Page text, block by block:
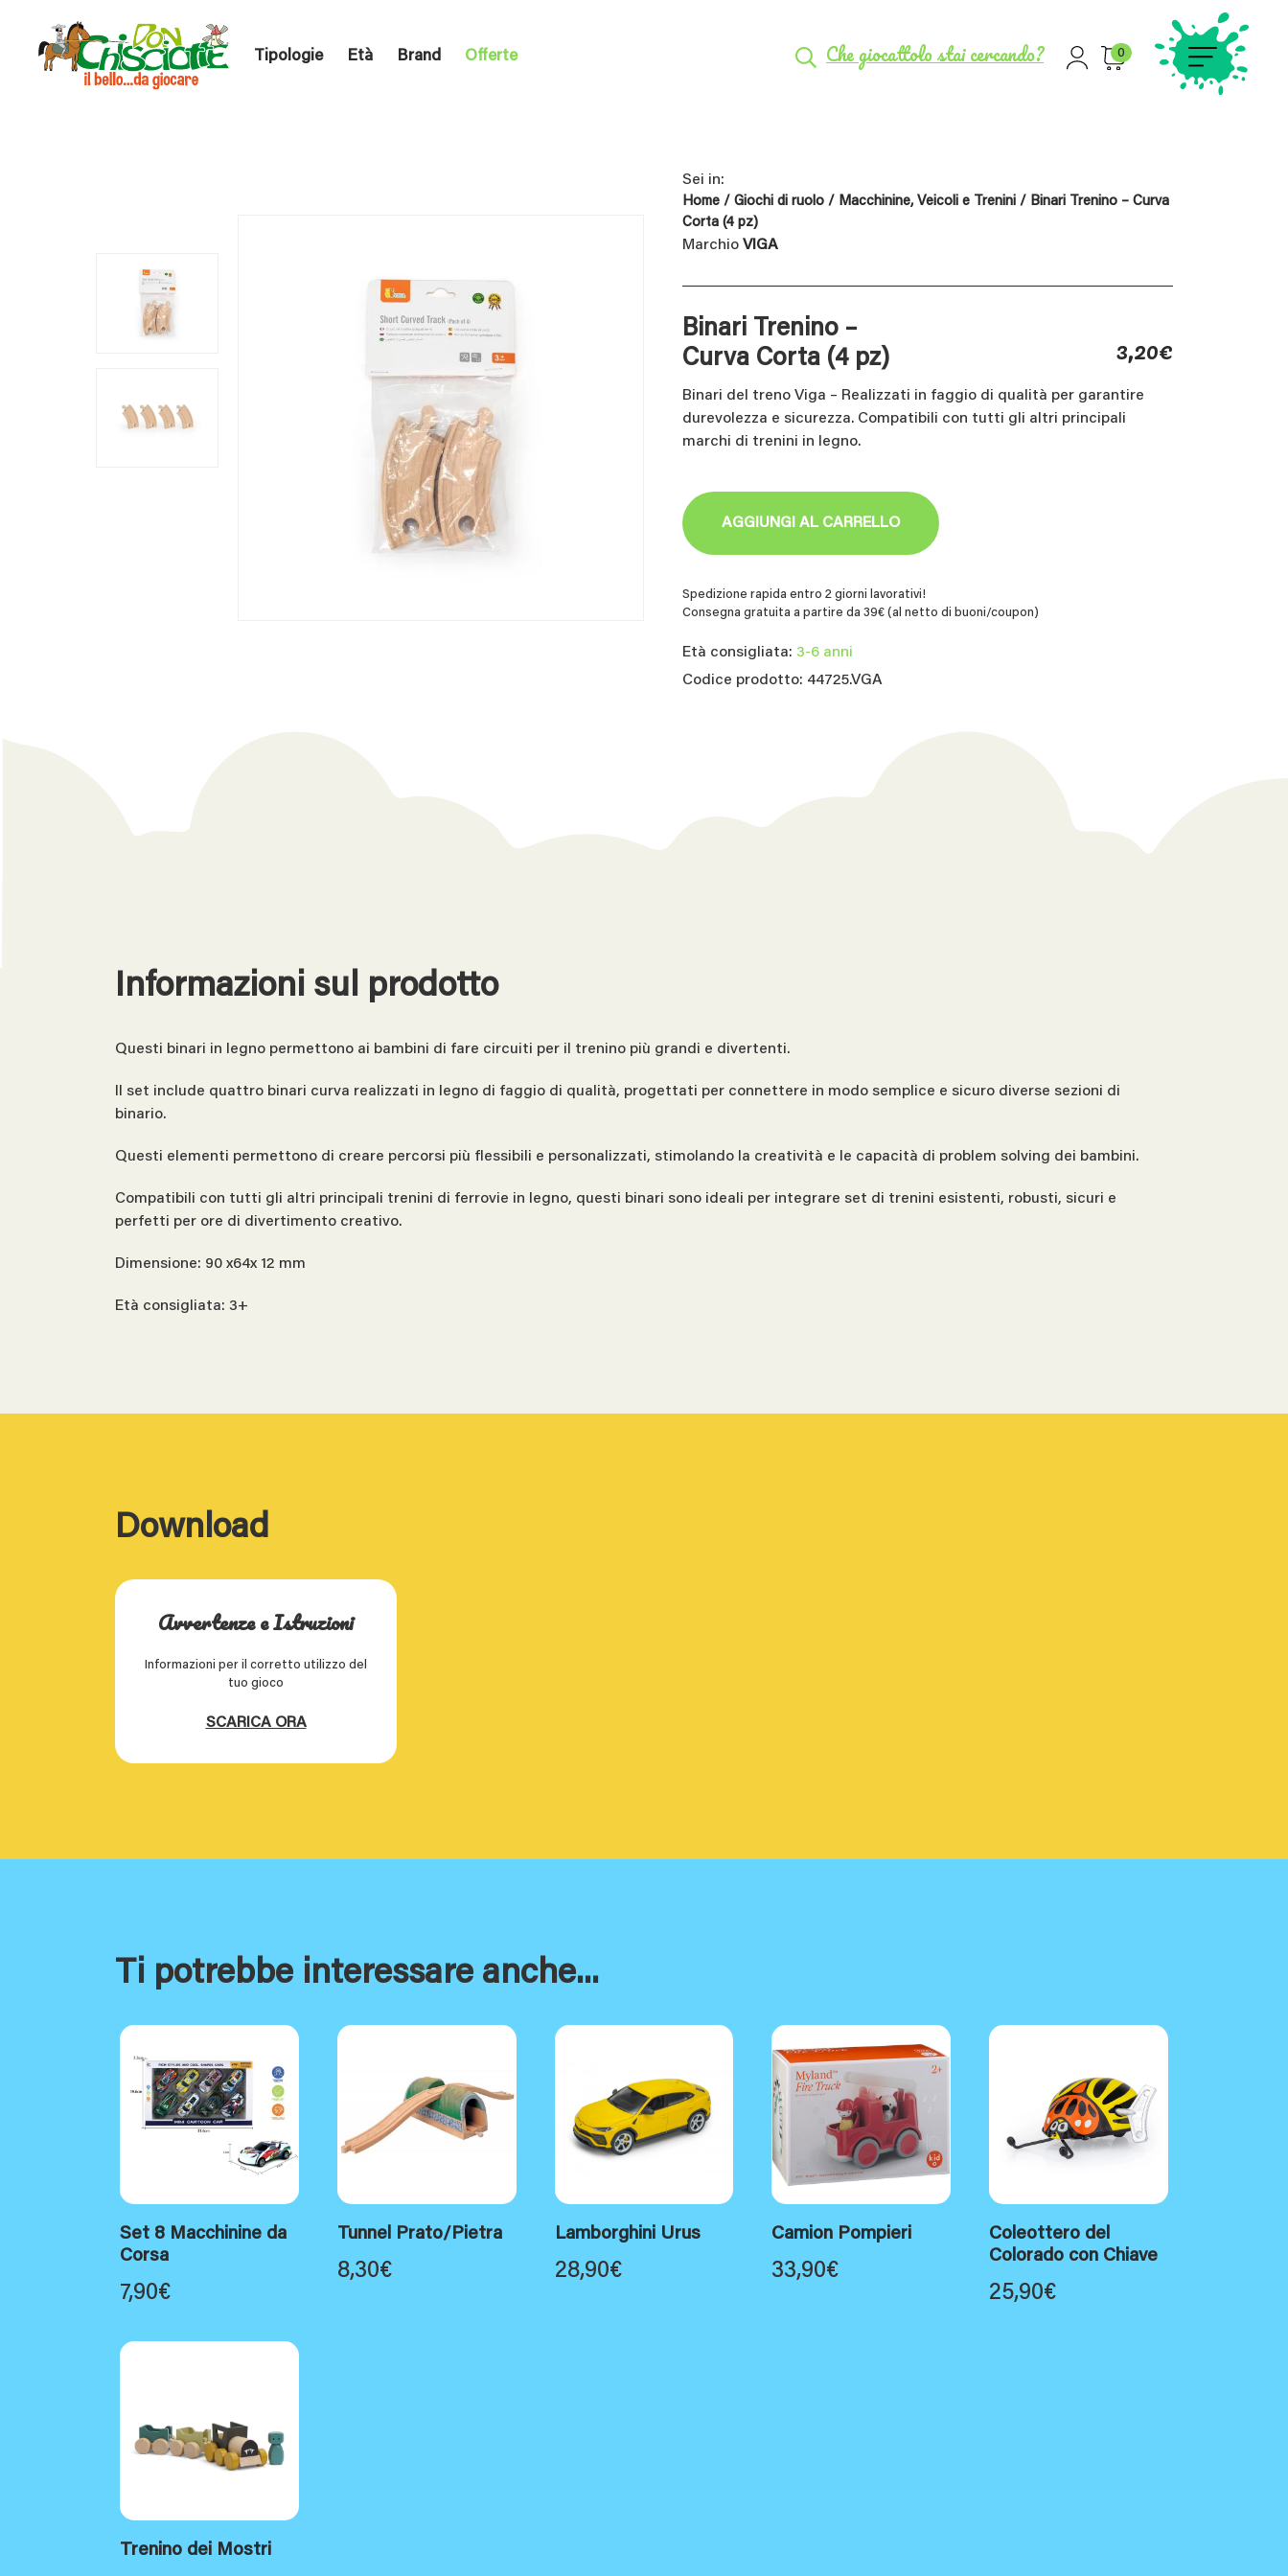
Tipologie Età Brand Offerte Che giocattolo stai cercando? 0
Sei in:
Home / Giochi di ruolo / Macchinine, Veicoli e Trenini / Binari Trenino – Curva
Corta (4 pz)
Marchio VIGA
Binari Trenino –
Curva Corta (4 pz)
3,20€
Binari del treno Viga – Realizzati in faggio di qualità per garantire
durevolezza e sicurezza. Compatibili con tutti gli altri principali
marchi di trenini in legno.
AGGIUNGI AL CARRELLO
Spedizione rapida entro 2 giorni lavorativi!
Consegna gratuita a partire da 39€ (al netto di buoni/coupon)
Età consigliata: 3-6 anni
Codice prodotto: 44725.VGA
Informazioni sul prodotto
Questi binari in legno permettono ai bambini di fare circuiti per il trenino più grandi e divertenti.
Il set include quattro binari curva realizzati in legno di faggio di qualità, progettati per connettere in modo semplice e sicuro diverse sezioni di
binario.
Questi elementi permettono di creare percorsi più flessibili e personalizzati, stimolando la creatività e le capacità di problem solving dei bambini.
Compatibili con tutti gli altri principali trenini di ferrovie in legno, questi binari sono ideali per integrare set di trenini esistenti, robusti, sicuri e
perfetti per ore di divertimento creativo.
Dimensione: 90 x64x 12 mm
Età consigliata: 3+
Download
Avvertenze e Istruzioni
Informazioni per il corretto utilizzo del
tuo gioco
SCARICA ORA
Ti potrebbe interessare anche...
Set 8 Macchinine da
Corsa
7,90€
Tunnel Prato/Pietra
8,30€
Lamborghini Urus
28,90€
Camion Pompieri
33,90€
Coleottero del
Colorado con Chiave
25,90€
Trenino dei Mostri